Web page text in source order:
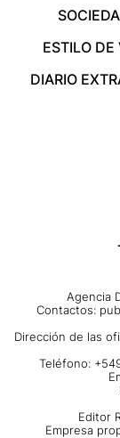
ESTILO DE
DIARIO
Agencia
Contactos:
Dirección de las
Teléfono:
Editor
Empresa